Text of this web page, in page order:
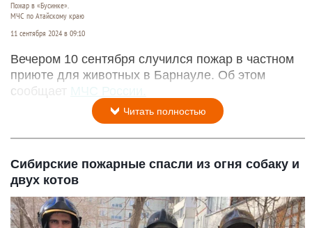
Пожар в «Бусинке».
МЧС по Атайскому краю
11 сентября 2024 в 09:10
Вечером 10 сентября случился пожар в частном
приюте для животных в Барнауле. Об этом
сообщает МЧС России.
Читать полностью
Сибирские пожарные спасли из огня собаку и
двух котов